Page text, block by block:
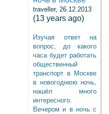
traveller, 26.12.2013
(13 years ago)
Изучая ответ на
вопрос, до какого
часа будет работать
общественный
транспорт в Москве
в новогоднюю ночь,
нашёл много
интересного.
Вечером и в ночь с